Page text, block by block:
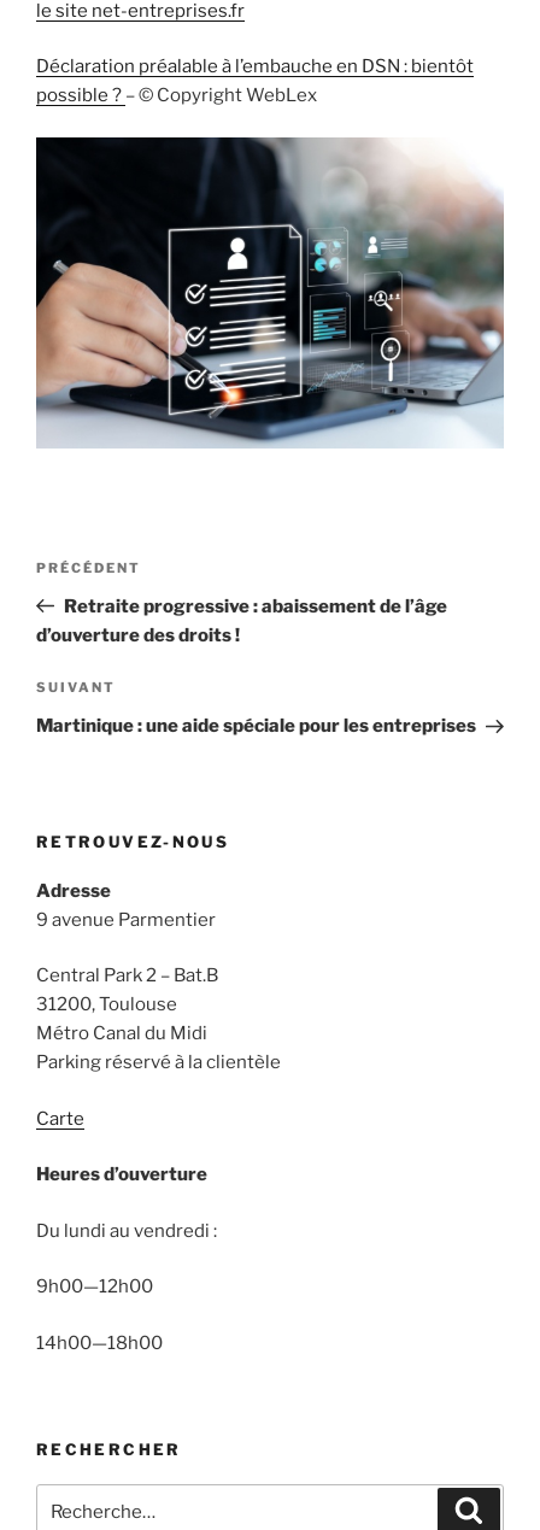
le site net-entreprises.fr
Déclaration préalable à l’embauche en DSN : bientôt
possible ? – © Copyright WebLex
Navigation
l’article
Article
précédent
PRÉCÉDENT
Retraite progressive : abaissement de l’âge
d’ouverture des droits !
Article
suivant
SUIVANT
Martinique : une aide spéciale pour les entreprises
RETROUVEZ-NOUS
Adresse
9 avenue Parmentier
Central Park 2 – Bat.B
31200, Toulouse
Métro Canal du Midi
Parking réservé à la clientèle
Carte
Heures d’ouverture
Du lundi au vendredi :
9h00—12h00
14h00—18h00
RECHERCHER